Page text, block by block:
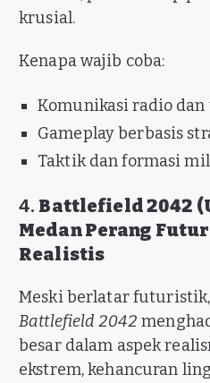
krusial.
Kenapa wajib coba:
Komunikasi radio
Gameplay berbasis
Taktik dan formasi
4. Battlefield 2042
Medan Perang
Realistis
Meski berlatar
Battlefield 2042
besar dalam aspek
ekstrem, kehancuran